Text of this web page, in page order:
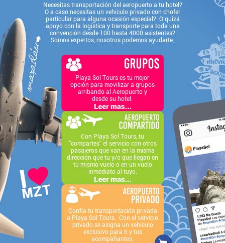
Necesitas transportación del aeropuerto a tu hotel?
O a caso necesitas un vehículo privado con chofer
particular para alguna ocasión especial? O quizá
apoyo con la logística y transporte para toda una
convención desde 100 hasta 4000 asistentes?
Somos expertos, nosotros podemos ayudarte.
Playa Sol Tours es tu mejor
opción para movilizar a grupos
arribando al Aeropuerto y
desde su hotel.
Con Playa Sol Tours, tu
“compartes” el servicio con otros
pasajeros que van en la misma
dirección que tu y/o que llegan en
tu mismo vuelo o en un vuelo
inmediato al tuyo.
Confía tu transportación privada
a Playa Sol Tours. Con el servicio
privado se asigna un vehículo
exclusivo para ti y tus
acompañantes.